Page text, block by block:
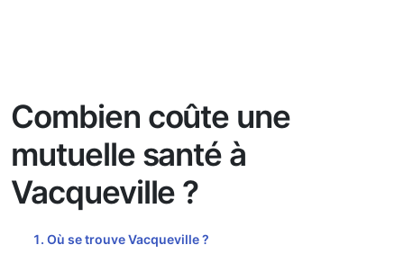
Combien coûte une
mutuelle santé à
Vacqueville ?
Où se trouve Vacqueville ?